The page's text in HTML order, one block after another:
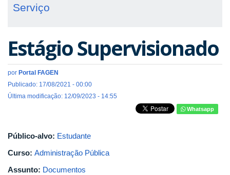
Serviço
Estágio Supervisionado
por Portal FAGEN
Publicado: 17/08/2021 - 00:00
Última modificação: 12/09/2023 - 14:55
Whatsapp
Público-alvo: Estudante
Curso: Administração Pública
Assunto: Documentos